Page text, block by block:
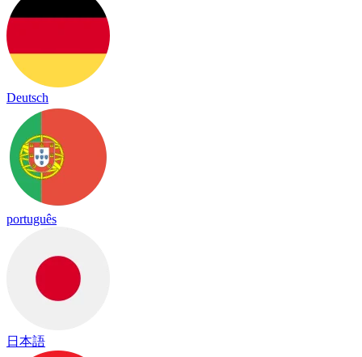
Deutsch
português
日本語